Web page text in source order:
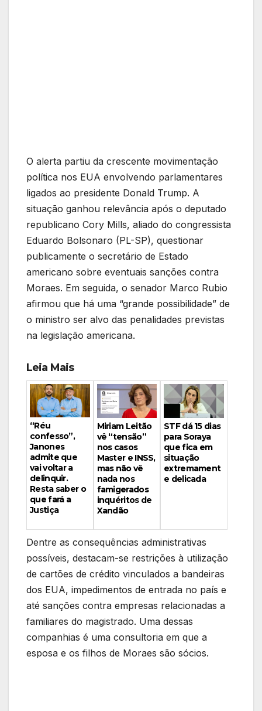
O alerta partiu da crescente movimentação
política nos EUA envolvendo parlamentares
ligados ao presidente Donald Trump. A
situação ganhou relevância após o deputado
republicano Cory Mills, aliado do congressista
Eduardo Bolsonaro (PL-SP), questionar
publicamente o secretário de Estado
americano sobre eventuais sanções contra
Moraes. Em seguida, o senador Marco Rubio
afirmou que há uma “grande possibilidade” de
o ministro ser alvo das penalidades previstas
na legislação americana.
Leia Mais
“Réu
confesso”,
Janones
admite que
vai voltar a
delinquir.
Resta saber o
que fará a
Justiça
Miriam Leitão
vê “tensão”
nos casos
Master e INSS,
mas não vê
nada nos
famigerados
inquéritos de
Xandão
STF dá 15 dias
para Soraya
que fica em
situação
extremament
e delicada
Dentre as consequências administrativas
possíveis, destacam-se restrições à utilização
de cartões de crédito vinculados a bandeiras
dos EUA, impedimentos de entrada no país e
até sanções contra empresas relacionadas a
familiares do magistrado. Uma dessas
companhias é uma consultoria em que a
esposa e os filhos de Moraes são sócios.